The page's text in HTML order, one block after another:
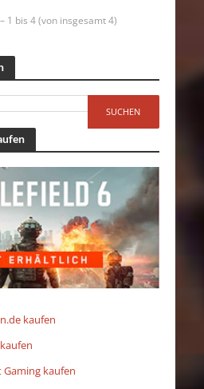
1 bis 4 (von insgesamt 4)
kaufen
Gaming kaufen